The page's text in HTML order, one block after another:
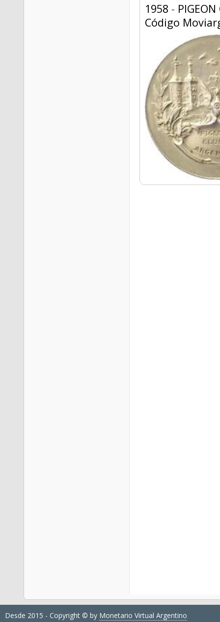
1958 -
Código
Desde 2015 - Copyright © by Monetario Virtual Argentino